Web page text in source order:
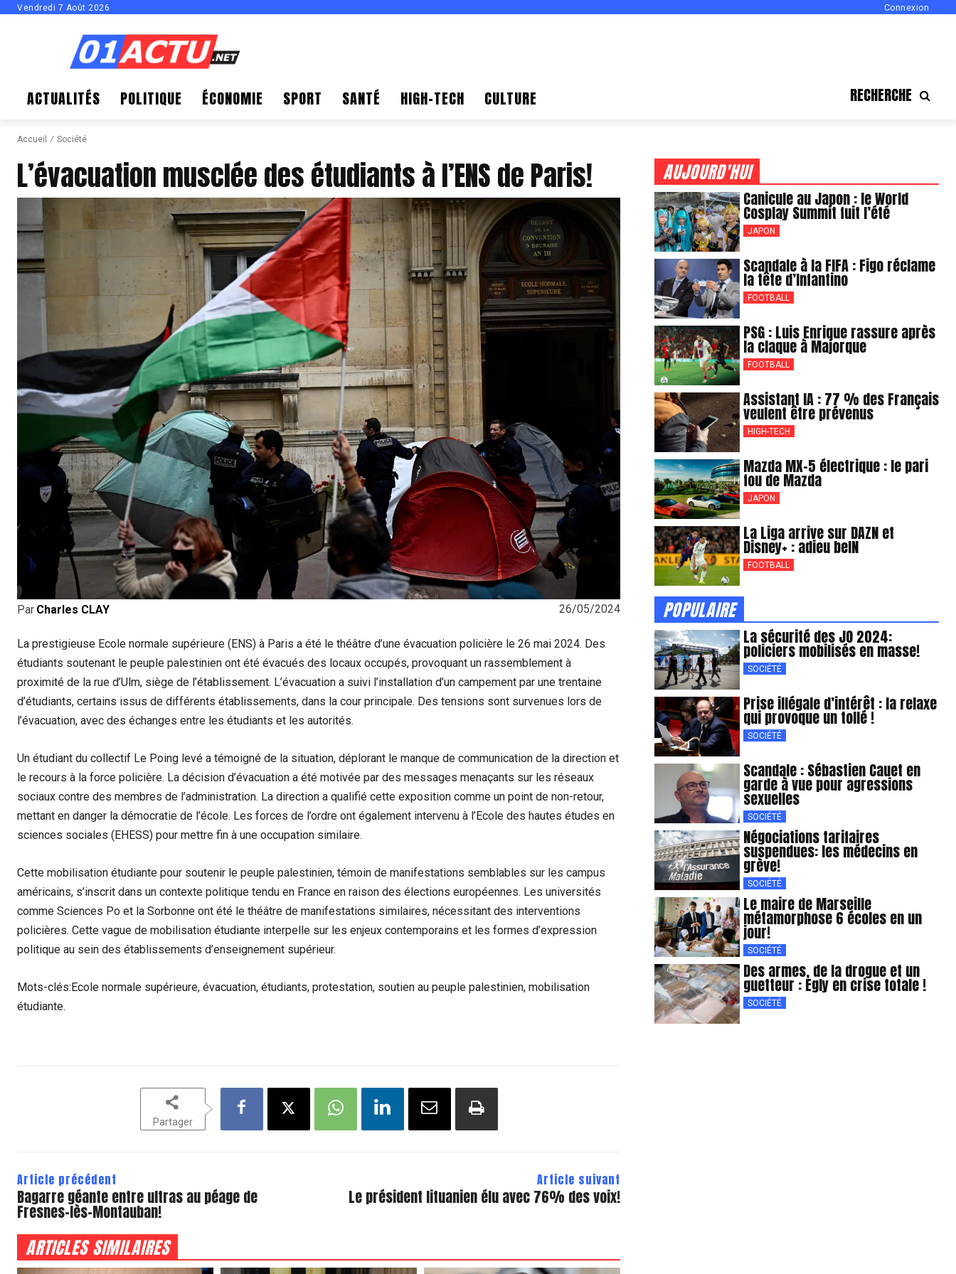
Vendredi 7 Août 2026 Connexion
ACTUALITÉS POLITIQUE ÉCONOMIE SPORT SANTÉ HIGH-TECH CULTURE RECHERCHE
Accueil Société
L’évacuation musclée des étudiants à l’ENS de Paris!
26/05/2024
Par Charles CLAY
La prestigieuse Ecole normale supérieure (ENS) à Paris a été le théâtre d’une évacuation policière le 26 mai 2024. Des
étudiants soutenant le peuple palestinien ont été évacués des locaux occupés, provoquant un rassemblement à
proximité de la rue d’Ulm, siège de l’établissement. L’évacuation a suivi l’installation d’un campement par une trentaine
d’étudiants, certains issus de différents établissements, dans la cour principale. Des tensions sont survenues lors de
l’évacuation, avec des échanges entre les étudiants et les autorités.
Un étudiant du collectif Le Poing levé a témoigné de la situation, déplorant le manque de communication de la direction et
le recours à la force policière. La décision d’évacuation a été motivée par des messages menaçants sur les réseaux
sociaux contre des membres de l’administration. La direction a qualifié cette exposition comme un point de non-retour,
mettant en danger la démocratie de l’école. Les forces de l’ordre ont également intervenu à l’Ecole des hautes études en
sciences sociales (EHESS) pour mettre fin à une occupation similaire.
Cette mobilisation étudiante pour soutenir le peuple palestinien, témoin de manifestations semblables sur les campus
américains, s’inscrit dans un contexte politique tendu en France en raison des élections européennes. Les universités
comme Sciences Po et la Sorbonne ont été le théâtre de manifestations similaires, nécessitant des interventions
policières. Cette vague de mobilisation étudiante interpelle sur les enjeux contemporains et les formes d’expression
politique au sein des établissements d’enseignement supérieur.
Mots-clés:Ecole normale supérieure, évacuation, étudiants, protestation, soutien au peuple palestinien, mobilisation
étudiante.
Partager
Article précédent
Bagarre géante entre ultras au péage de
Fresnes-lès-Montauban!
Article suivant
Le président lituanien élu avec 76% des voix!
ARTICLES SIMILAIRES
AUJOURD'HUI
Canicule au Japon : le World
Cosplay Summit fuit l’été
JAPON
Scandale à la FIFA : Figo réclame
la tête d’Infantino
FOOTBALL
PSG : Luis Enrique rassure après
la claque à Majorque
FOOTBALL
Assistant IA : 77 % des Français
veulent être prévenus
HIGH-TECH
Mazda MX-5 électrique : le pari
fou de Mazda
JAPON
La Liga arrive sur DAZN et
Disney+ : adieu beIN
FOOTBALL
POPULAIRE
La sécurité des JO 2024:
policiers mobilisés en masse!
SOCIÉTÉ
Prise illégale d’intérêt : la relaxe
qui provoque un tollé !
SOCIÉTÉ
Scandale : Sébastien Cauet en
garde à vue pour agressions
sexuelles
SOCIÉTÉ
Négociations tarifaires
suspendues: les médecins en
grève!
SOCIÉTÉ
Le maire de Marseille
métamorphose 6 écoles en un
jour!
SOCIÉTÉ
Des armes, de la drogue et un
guetteur : Egly en crise totale !
SOCIÉTÉ